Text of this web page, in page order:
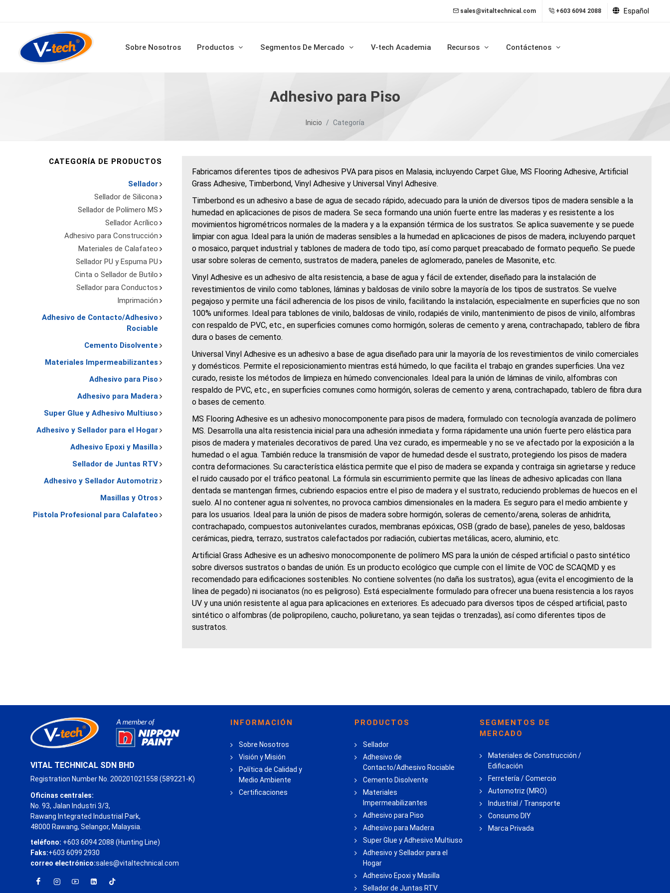
sales@vitaltechnical.com +603 6094 2088 Español
Sobre Nosotros Productos Segmentos De Mercado V-tech Academia Recursos Contáctenos
Adhesivo para Piso
Inicio Categoría
Fabricamos diferentes tipos de adhesivos PVA para pisos en Malasia, incluyendo Carpet Glue, MS Flooring Adhesive, Artificial
Grass Adhesive, Timberbond, Vinyl Adhesive y Universal Vinyl Adhesive.
Timberbond es un adhesivo a base de agua de secado rápido, adecuado para la unión de diversos tipos de madera sensible a la
humedad en aplicaciones de pisos de madera. Se seca formando una unión fuerte entre las maderas y es resistente a los
movimientos higrométricos normales de la madera y a la expansión térmica de los sustratos. Se aplica suavemente y se puede
limpiar con agua. Ideal para la unión de maderas sensibles a la humedad en aplicaciones de pisos de madera, incluyendo parquet
o mosaico, parquet industrial y tablones de madera de todo tipo, así como parquet preacabado de formato pequeño. Se puede
usar sobre soleras de cemento, sustratos de madera, paneles de aglomerado, paneles de Masonite, etc.
Vinyl Adhesive es un adhesivo de alta resistencia, a base de agua y fácil de extender, diseñado para la instalación de
revestimientos de vinilo como tablones, láminas y baldosas de vinilo sobre la mayoría de los tipos de sustratos. Se vuelve
pegajoso y permite una fácil adherencia de los pisos de vinilo, facilitando la instalación, especialmente en superficies que no son
100% uniformes. Ideal para tablones de vinilo, baldosas de vinilo, rodapiés de vinilo, mantenimiento de pisos de vinilo, alfombras
con respaldo de PVC, etc., en superficies comunes como hormigón, soleras de cemento y arena, contrachapado, tablero de fibra
dura o bases de cemento.
Universal Vinyl Adhesive es un adhesivo a base de agua diseñado para unir la mayoría de los revestimientos de vinilo comerciales
y domésticos. Permite el reposicionamiento mientras está húmedo, lo que facilita el trabajo en grandes superficies. Una vez
curado, resiste los métodos de limpieza en húmedo convencionales. Ideal para la unión de láminas de vinilo, alfombras con
respaldo de PVC, etc., en superficies comunes como hormigón, soleras de cemento y arena, contrachapado, tablero de fibra dura
o bases de cemento.
MS Flooring Adhesive es un adhesivo monocomponente para pisos de madera, formulado con tecnología avanzada de polímero
MS. Desarrolla una alta resistencia inicial para una adhesión inmediata y forma rápidamente una unión fuerte pero elástica para
pisos de madera y materiales decorativos de pared. Una vez curado, es impermeable y no se ve afectado por la exposición a la
humedad o el agua. También reduce la transmisión de vapor de humedad desde el sustrato, protegiendo los pisos de madera
contra deformaciones. Su característica elástica permite que el piso de madera se expanda y contraiga sin agrietarse y reduce
el ruido causado por el tráfico peatonal. La fórmula sin escurrimiento permite que las líneas de adhesivo aplicadas con llana
dentada se mantengan firmes, cubriendo espacios entre el piso de madera y el sustrato, reduciendo problemas de huecos en el
suelo. Al no contener agua ni solventes, no provoca cambios dimensionales en la madera. Es seguro para el medio ambiente y
para los usuarios. Ideal para la unión de pisos de madera sobre hormigón, soleras de cemento/arena, soleras de anhidrita,
contrachapado, compuestos autonivelantes curados, membranas epóxicas, OSB (grado de base), paneles de yeso, baldosas
cerámicas, piedra, terrazo, sustratos calefactados por radiación, cubiertas metálicas, acero, aluminio, etc.
Artificial Grass Adhesive es un adhesivo monocomponente de polímero MS para la unión de césped artificial o pasto sintético
sobre diversos sustratos o bandas de unión. Es un producto ecológico que cumple con el límite de VOC de SCAQMD y es
recomendado para edificaciones sostenibles. No contiene solventes (no daña los sustratos), agua (evita el encogimiento de la
línea de pegado) ni isocianatos (no es peligroso). Está especialmente formulado para ofrecer una buena resistencia a los rayos
UV y una unión resistente al agua para aplicaciones en exteriores. Es adecuado para diversos tipos de césped artificial, pasto
sintético o alfombras (de polipropileno, caucho, poliuretano, ya sean tejidas o trenzadas), así como diferentes tipos de
sustratos.
CATEGORÍA DE PRODUCTOS
Sellador
Sellador de Silicona
Sellador de Polímero MS
Sellador Acrílico
Adhesivo para Construcción
Materiales de Calafateo
Sellador PU y Espuma PU
Cinta o Sellador de Butilo
Sellador para Conductos
Imprimación
Adhesivo de Contacto/Adhesivo
Rociable
Cemento Disolvente
Materiales Impermeabilizantes
Adhesivo para Piso
Adhesivo para Madera
Super Glue y Adhesivo Multiuso
Adhesivo y Sellador para el Hogar
Adhesivo Epoxi y Masilla
Sellador de Juntas RTV
Adhesivo y Sellador Automotriz
Masillas y Otros
Pistola Profesional para Calafateo
VITAL TECHNICAL SDN BHD
Registration Number No. 200201021558 (589221-K)
Oficinas centrales:
No. 93, Jalan Industri 3/3,
Rawang Integrated Industrial Park,
48000 Rawang, Selangor, Malaysia.
teléfono: +603 6094 2088 (Hunting Line)
Faks:+603 6099 2930
correo electrónico:sales@vitaltechnical.com
INFORMACIÓN
Sobre Nosotros
Visión y Misión
Política de Calidad y
Medio Ambiente
Certificaciones
PRODUCTOS
Sellador
Adhesivo de
Contacto/Adhesivo Rociable
Cemento Disolvente
Materiales
Impermeabilizantes
Adhesivo para Piso
Adhesivo para Madera
Super Glue y Adhesivo Multiuso
Adhesivo y Sellador para el
Hogar
Adhesivo Epoxi y Masilla
Sellador de Juntas RTV
SEGMENTOS DE
MERCADO
Materiales de Construcción /
Edificación
Ferretería / Comercio
Automotriz (MRO)
Industrial / Transporte
Consumo DIY
Marca Privada